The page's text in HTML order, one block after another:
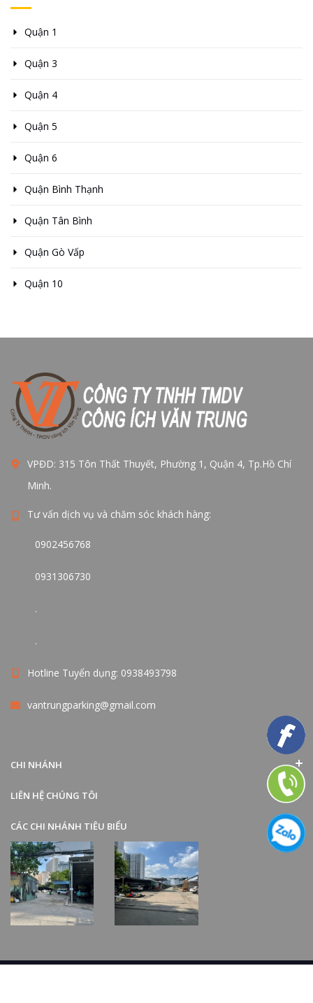
Quận 1
Quận 3
Quận 4
Quận 5
Quận 6
Quận Bình Thạnh
Quận Tân Bình
Quận Gò Vấp
Quận 10
VPĐD: 315 Tôn Thất Thuyết, Phường 1, Quận 4, Tp.Hồ Chí
Minh.
Tư vấn dịch vụ và chăm sóc khách hàng:
0902456768
0931306730
.
.
Hotline Tuyển dụng: 0938493798
vantrungparking@gmail.com
CHI NHÁNH
LIÊN HỆ CHÚNG TÔI
CÁC CHI NHÁNH TIÊU BIỂU